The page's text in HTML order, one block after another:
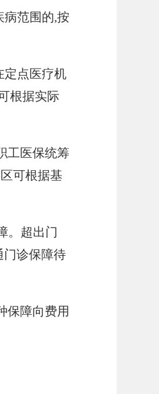
病范围的,按
定点医疗机
根据实际
工医保统筹
可根据基
。 超出门
门诊保障待
保障向费用